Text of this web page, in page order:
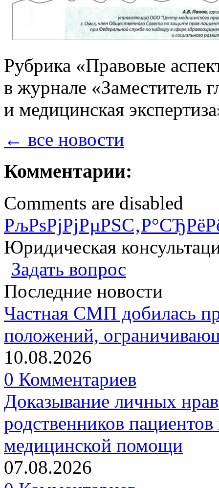
Рубрика «Правовые
в журнале «Заместитель
и медицинская
← все новости
Комментарии:
Comments are disabled
Юридическая
Задать вопрос
Последние новости
Частная СМП добилась
положений,
10.08.2026
0 Комментариев
Доказывание личных
родственников
медицинской помощи
07.08.2026